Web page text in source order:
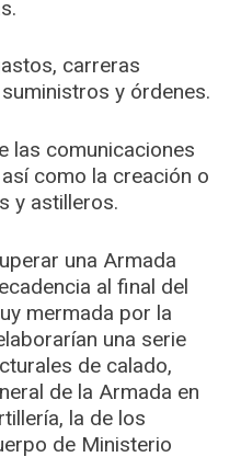
carreras
y órdenes.
las comunicaciones
como la creación o
y astilleros.
una Armada
al final del
mermada por la
una serie
de calado,
de la Armada en
la de los
de Ministerio